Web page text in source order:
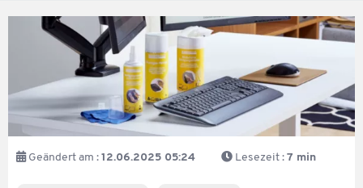
Geändert am : 12.06.2025 05:24 Lesezeit : 7 min